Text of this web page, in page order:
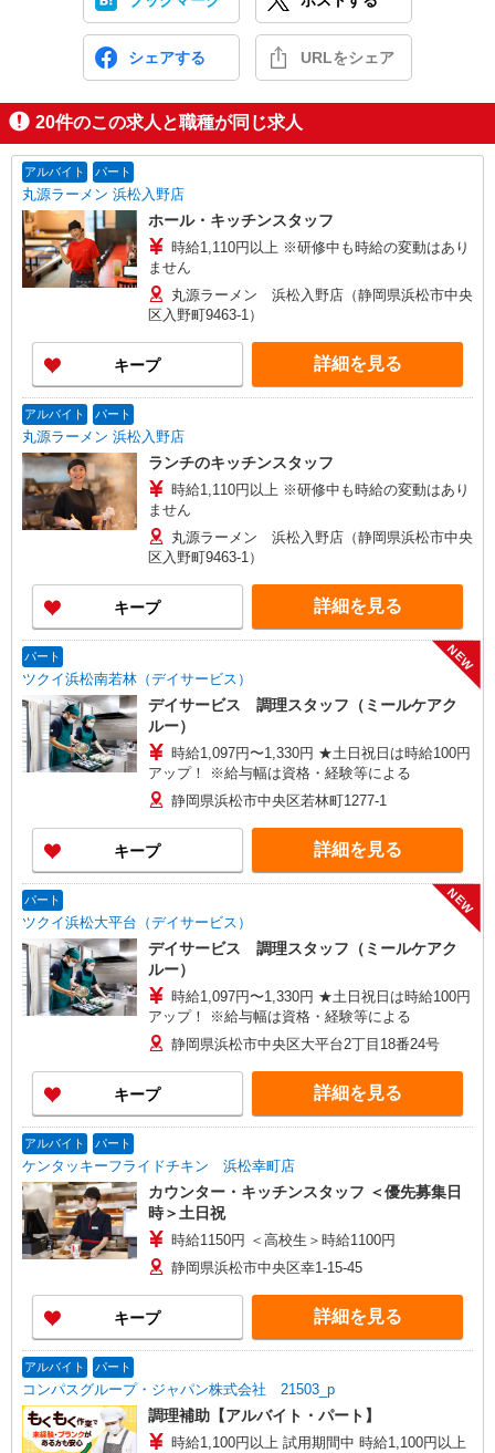
シェアする URLをシェア
20件のこの求人と職種が同じ求人
アルバイト パート
丸源ラーメン 浜松入野店
ホール・キッチンスタッフ
時給1,110円以上 ※研修中も時給の変動はあり
ません
丸源ラーメン 浜松入野店（静岡県浜松市中央
区入野町9463-1）
キープ 詳細を見る
アルバイト パート
丸源ラーメン 浜松入野店
ランチのキッチンスタッフ
時給1,110円以上 ※研修中も時給の変動はあり
ません
丸源ラーメン 浜松入野店（静岡県浜松市中央
区入野町9463-1）
キープ 詳細を見る
パート
ツクイ浜松南若林（デイサービス）
NEW
デイサービス 調理スタッフ（ミールケアク
ルー）
時給1,097円〜1,330円 ★土日祝日は時給100円
アップ！ ※給与幅は資格・経験等による
静岡県浜松市中央区若林町1277-1
キープ 詳細を見る
パート
ツクイ浜松大平台（デイサービス）
NEW
デイサービス 調理スタッフ（ミールケアク
ルー）
時給1,097円〜1,330円 ★土日祝日は時給100円
アップ！ ※給与幅は資格・経験等による
静岡県浜松市中央区大平台2丁目18番24号
キープ 詳細を見る
アルバイト パート
ケンタッキーフライドチキン 浜松幸町店
カウンター・キッチンスタッフ ＜優先募集日
時＞土日祝
時給1150円 ＜高校生＞時給1100円
静岡県浜松市中央区幸1-15-45
キープ 詳細を見る
アルバイト パート
コンパスグループ・ジャパン株式会社 21503_p
調理補助【アルバイト・パート】
時給1,100円以上 試用期間中 時給1,100円以上